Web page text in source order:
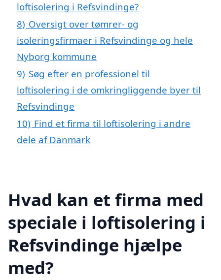
loftisolering i Refsvindinge?
8) Oversigt over tømrer- og
isoleringsfirmaer i Refsvindinge og hele
Nyborg kommune
9) Søg efter en professionel til
loftisolering i de omkringliggende byer til
Refsvindinge
10) Find et firma til loftisolering i andre
dele af Danmark
Hvad kan et firma med
speciale i loftisolering i
Refsvindinge hjælpe
med?